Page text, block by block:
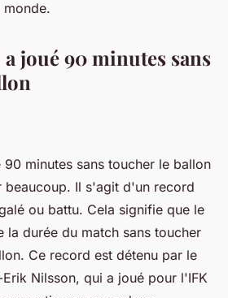
joué 90 minutes sans
minutes sans toucher le ballon
beaucoup. Il s'agit d'un record
ou battu. Cela signifie que le
la durée du match sans toucher
Ce record est détenu par le
Nilsson, qui a joué pour l'IFK